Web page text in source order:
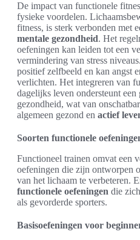
De impact van functionele
fysieke voordelen.
fitness, is sterk verbonden met
mentale gezondheid. Het
oefeningen kan leiden tot een
vermindering van stress
positief zelfbeeld en kan angst
verlichten. Het integreren van
dagelijks leven ondersteunt een
gezondheid, wat van
algemeen gezond en actief
Soorten functionele
Functioneel trainen omvat een
oefeningen die zijn ontworpen
van het lichaam te verbeteren.
functionele oefeningen die
als gevorderde sporters.
Basisoefeningen voor